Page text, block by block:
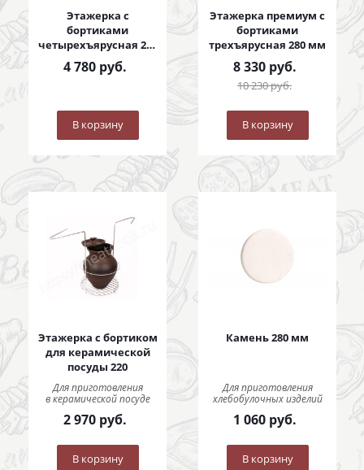
Этажерка с
бортиками
четырехъярусная 280
мм
4 780руб.
В корзину
Этажерка премиум с
бортиками
трехъярусная 280 мм
8 330руб.
10 230руб.
В корзину
Этажерка с бортиком
для керамической
посуды 220
Для приготовления
в керамической посуде
2 970руб.
В корзину
Камень 280 мм
Для приготовления
хлебобулочных изделий
1 060руб.
В корзину